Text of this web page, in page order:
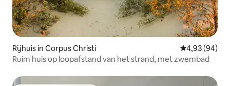
Rijhuis in Corpus Christi Gemiddelde
4,93 (94)
Ruim huis op loopafstand van het strand, met zwembad